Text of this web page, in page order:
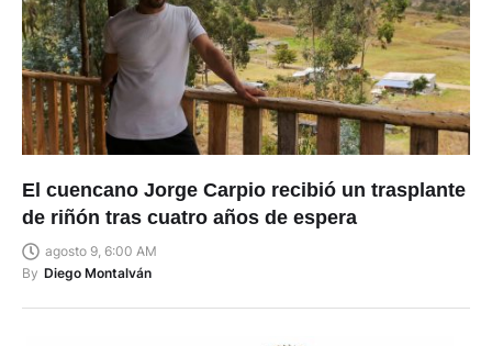
El cuencano Jorge Carpio recibió un trasplante
de riñón tras cuatro años de espera
agosto 9, 6:00 AM
By Diego Montalván